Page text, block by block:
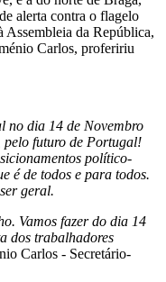
alerta contra o flagelo
Assembleia da República,
Carlos, profeririu
no dia 14 de Novembro
pelo futuro de Portugal!
político-
é de todos e para todos.
geral.
Vamos fazer do dia 14
dos trabalhadores
Carlos - Secretário-